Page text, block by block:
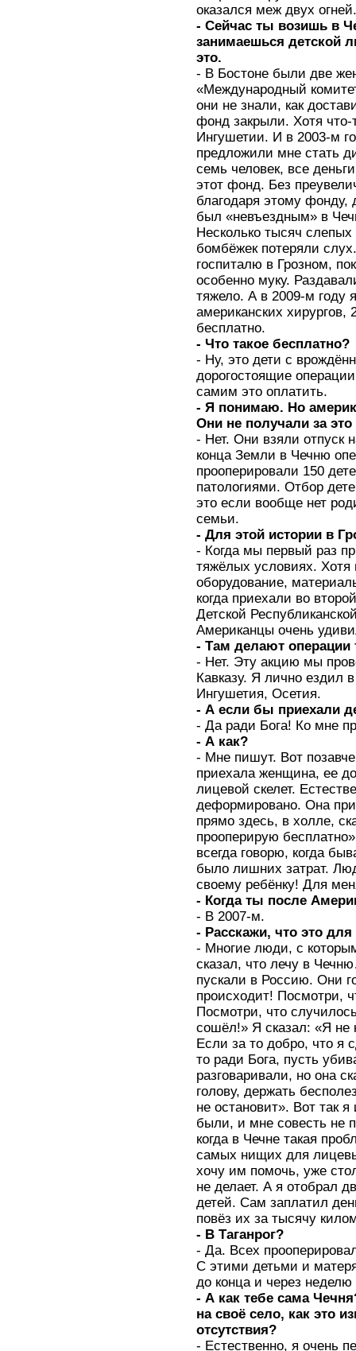
оказался меж двух
- Сейчас ты возишь в
занимаешься детской
это.
- В Бостоне были две
«Международный
они не знали, как
фонд закрыли. Хотя
Ингушетии. И в 2003-м
предложили мне стать
семь человек, все
этот фонд. Без
благодаря этому фонду,
был «невъездным» в
Несколько тысяч
бомбёжек потеряли
госпиталю в Грозном,
особенно муку.
тяжело. А в 2009-м году
американских хирургов,
бесплатно.
- Что такое бесплатно?
- Ну, это дети с
дорогостоящие
самим это оплатить.
- Я понимаю. Но
Они не получали за это
- Нет. Они взяли отпуск
конца Земли в Чечню
прооперировали 150
патологиями. Отбор
это если вообще нет
семьи.
- Для этой истории в
- Когда мы первый раз
тяжёлых условиях.
оборудование,
когда приехали во
Детской
Американцы очень
- Там делают операции
- Нет. Эту акцию мы
Кавказу. Я лично ездил
Ингушетия, Осетия.
- А если бы приехали
- Да ради Бога! Ко мне
- А как?
- Мне пишут. Вот
приехала женщина, ее
лицевой скелет.
деформировано. Она
прямо здесь, в холле,
прооперирую
всегда говорю, когда
было лишних затрат.
своему ребёнку! Для
- Когда ты после
- В 2007-м.
- Расскажи, что это
- Многие люди, с
сказал, что лечу в
пускали в Россию. Они
происходит! Посмотри,
Посмотри, что
сошёл!» Я сказал: «Я не
Если за то добро, что я
то ради Бога, пусть
разговаривали, но она
голову, держать
не остановит». Вот так
были, и мне совесть не
когда в Чечне такая
самых нищих для
хочу им помочь, уже
не делает. А я отобрал
детей. Сам заплатил
повёз их за тысячу
- В Таганрог?
- Да. Всех
С этими детьми и
до конца и через
- А как тебе сама
на своё село, как это
отсутствия?
- Естественно, я очень